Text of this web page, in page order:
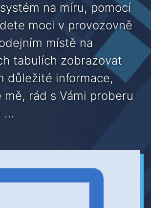
na míru, pomocí
moci v provozovně
místě na
tabulích zobrazovat
důležité informace,
rád s Vámi proberu
…